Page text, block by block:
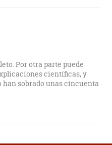
Por otra parte puede
científicas, y
han sobrado unas cincuenta